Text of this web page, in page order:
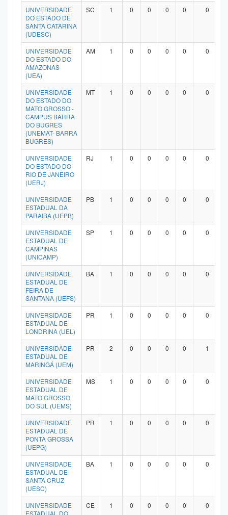
UNIVERSIDADE
DO ESTADO DE
SANTA CATARINA
(UDESC)
SC 1 0 0 0 0 0
UNIVERSIDADE
DO ESTADO DO
AMAZONAS
(UEA)
AM 1 0 0 0 0 0
UNIVERSIDADE
DO ESTADO DO
MATO GROSSO -
CAMPUS BARRA
DO BUGRES
(UNEMAT- BARRA
BUGRES)
MT 1 0 0 0 0 0
UNIVERSIDADE
DO ESTADO DO
RIO DE JANEIRO
(UERJ)
RJ 1 0 0 0 0 0
UNIVERSIDADE
ESTADUAL DA
PARAIBA (UEPB)
PB 1 0 0 0 0 0
UNIVERSIDADE
ESTADUAL DE
CAMPINAS
(UNICAMP)
SP 1 0 0 0 0 0
UNIVERSIDADE
ESTADUAL DE
FEIRA DE
SANTANA (UEFS)
BA 1 0 0 0 0 0
UNIVERSIDADE
ESTADUAL DE
LONDRINA (UEL)
PR 1 0 0 0 0 0
UNIVERSIDADE
ESTADUAL DE
MARINGÁ (UEM)
PR 2 0 0 0 0 1
UNIVERSIDADE
ESTADUAL DE
MATO GROSSO
DO SUL (UEMS)
MS 1 0 0 0 0 0
UNIVERSIDADE
ESTADUAL DE
PONTA GROSSA
(UEPG)
PR 1 0 0 0 0 0
UNIVERSIDADE
ESTADUAL DE
SANTA CRUZ
(UESC)
BA 1 0 0 0 0 0
UNIVERSIDADE
ESTADUAL DO
CE 1 0 0 0 0 0